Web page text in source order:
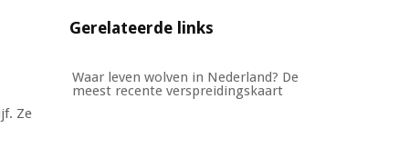
Ze
Gerelateerde links
Waar leven wolven in Nederland? De
meest recente verspreidingskaart